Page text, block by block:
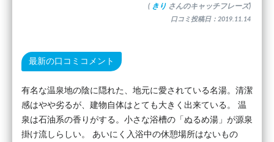
( きり さんのキャッチフレーズ)
口コミ投稿日：2019.11.14
最新の口コミコメント
有名な温泉地の陰に隠れた、地元に愛されている名湯。清潔
感はやや劣るが、建物自体はとても大きく出来ている。 温
泉は石油系の香りがする。小さな浴槽の「ぬるめ湯」が源泉
掛け流しらしい。 あいにく入浴中の休憩場所はないもの